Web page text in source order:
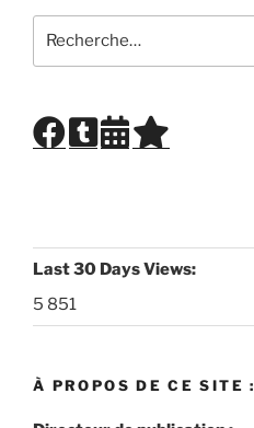
pour
Last 30 Days Views:
5 851
À PROPOS DE CE SITE :